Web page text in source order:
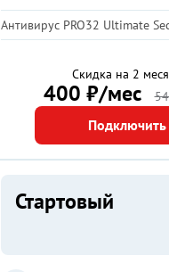
Антивирус PRO32 Ultimate
Скидка на 2
400 ₽/мес
Подключить
Стартовый